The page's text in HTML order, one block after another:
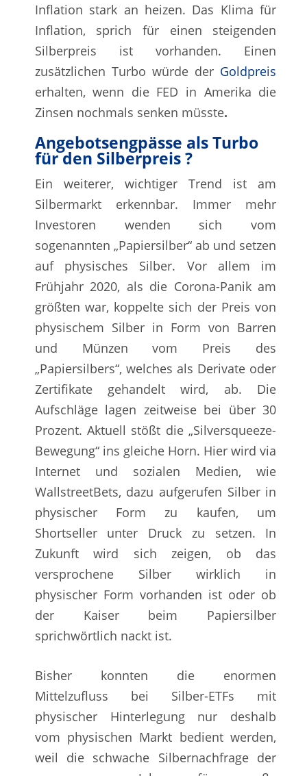
Inflation stark an heizen. Das Klima für
Inflation, sprich für einen steigenden
Silberpreis ist vorhanden. Einen
zusätzlichen Turbo würde der Goldpreis
erhalten, wenn die FED in Amerika die
Zinsen nochmals senken müsste.
Angebotsengpässe als Turbo
für den Silberpreis ?
Ein weiterer, wichtiger Trend ist am
Silbermarkt erkennbar. Immer mehr
Investoren wenden sich vom
sogenannten „Papiersilber“ ab und setzen
auf physisches Silber. Vor allem im
Frühjahr 2020, als die Corona-Panik am
größten war, koppelte sich der Preis von
physischem Silber in Form von Barren
und Münzen vom Preis des
„Papiersilbers“, welches als Derivate oder
Zertifikate gehandelt wird, ab. Die
Aufschläge lagen zeitweise bei über 30
Prozent. Aktuell stößt die „Silversqueeze-
Bewegung“ ins gleiche Horn. Hier wird via
Internet und sozialen Medien, wie
WallstreetBets, dazu aufgerufen Silber in
physischer Form zu kaufen, um
Shortseller unter Druck zu setzen. In
Zukunft wird sich zeigen, ob das
versprochene Silber wirklich in
physischer Form vorhanden ist oder ob
der Kaiser beim Papiersilber
sprichwörtlich nackt ist.
Bisher konnten die enormen
Mittelzufluss bei Silber-ETFs mit
physischer Hinterlegung nur deshalb
vom physischen Markt bedient werden,
weil die schwache Silbernachfrage der